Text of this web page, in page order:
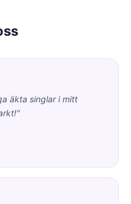
äkta singlar i mitt